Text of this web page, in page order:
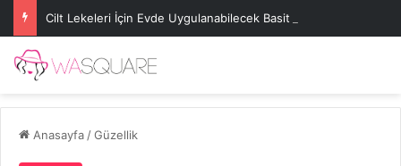
Cilt Lekeleri İçin Evde Uygulanabilecek Basit Maskeler
Anasayfa/Güzellik